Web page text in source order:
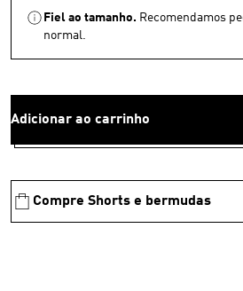
Fiel ao tamanho. Recomendamos
normal.
Adicionar ao carrinho
Compre Shorts e bermudas